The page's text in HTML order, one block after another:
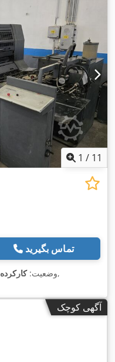
1 / 11
تماس بگیرید
وضعیت:کارکرده ,
آگهی کوچک